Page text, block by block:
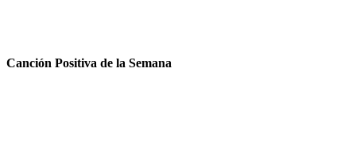
Canción Positiva de la Semana